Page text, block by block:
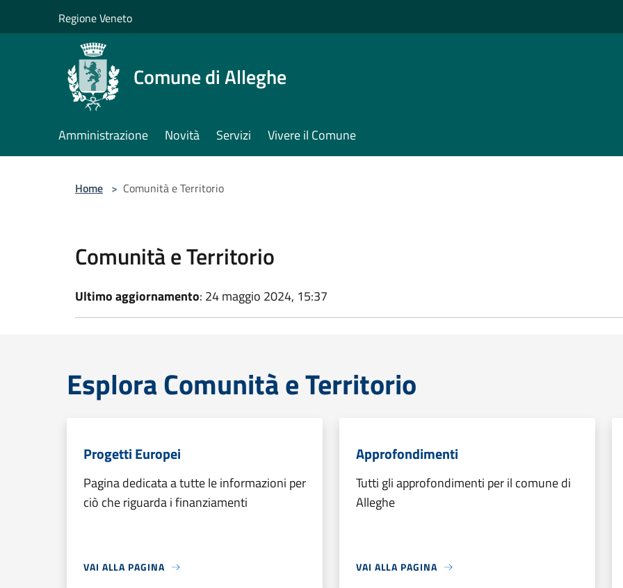
Regione Veneto
Comune di Alleghe
Amministrazione Novità Servizi Vivere il Comune
Home > Comunità e Territorio
Comunità e Territorio
Ultimo aggiornamento: 24 maggio 2024, 15:37
Esplora Comunità e Territorio
Progetti Europei
Pagina dedicata a tutte le informazioni per
ciò che riguarda i finanziamenti
VAI ALLA PAGINA
Approfondimenti
Tutti gli approfondimenti per il comune di
Alleghe
VAI ALLA PAGINA